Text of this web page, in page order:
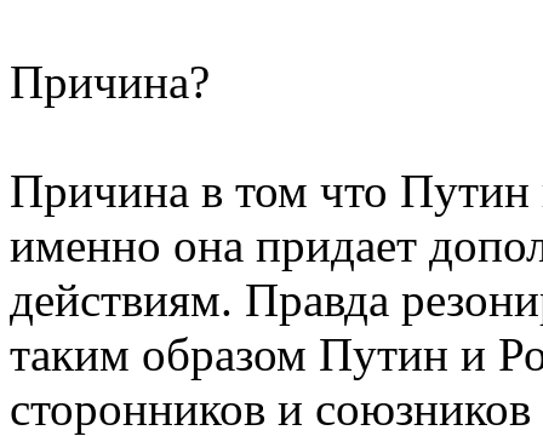
Причина?
Причина в том что
именно она придает
действиям. Правда
таким образом Путин и
сторонников и